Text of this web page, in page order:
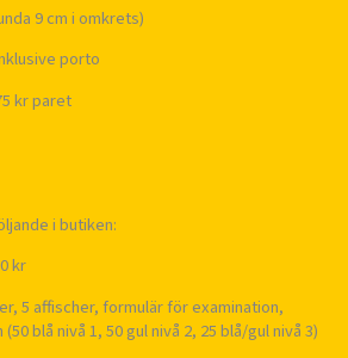
9 cm i omkrets)
porto
kr paret
i butiken:
kr
5 affischer, formulär för examination,
blå nivå 1, 50 gul nivå 2, 25 blå/gul nivå 3)